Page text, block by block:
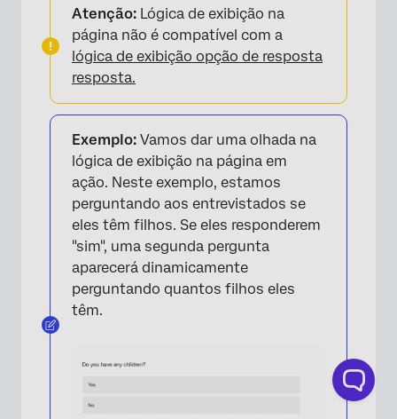
Atenção: Lógica de exibição na
página não é compatível com a
lógica de exibição opção de resposta
resposta.
Exemplo: Vamos dar uma olhada na
lógica de exibição na página em
ação. Neste exemplo, estamos
perguntando aos entrevistados se
eles têm filhos. Se eles responderem
"sim", uma segunda pergunta
aparecerá dinamicamente
perguntando quantos filhos eles
têm.